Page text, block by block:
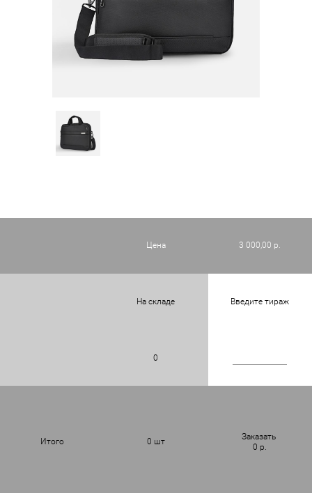
Цена 3 000,00 р.
На складе Введите тираж
0
Итого 0 шт
Заказать
0 р.